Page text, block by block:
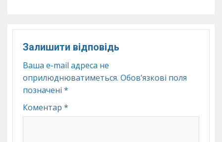
Залишити відповідь
Ваша e-mail адреса не
оприлюднюватиметься. Обов’язкові поля
позначені *
Коментар *